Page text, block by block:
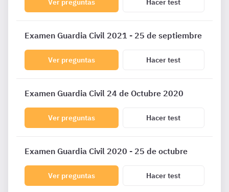
Ver preguntas Hacer test
Examen Guardia Civil 2021 - 25 de septiembre
Ver preguntas Hacer test
Examen Guardia Civil 24 de Octubre 2020
Ver preguntas Hacer test
Examen Guardia Civil 2020 - 25 de octubre
Ver preguntas Hacer test